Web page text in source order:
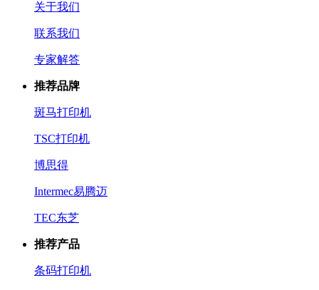
关于我们
联系我们
专家解答
推荐品牌
斑马打印机
TSC打印机
博思得
Intermec易腾迈
TEC东芝
推荐产品
条码打印机